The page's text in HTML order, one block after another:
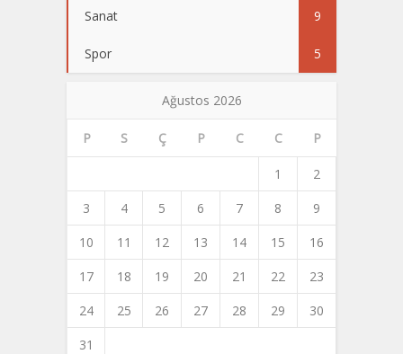
Sanat 9
Spor 5
Ağustos 2026
P S Ç P C C P
1
2
3
4 5 6 7 8
9
10
11 12 13 14 15
16
17
18 19 20 21 22
23
24
25 26 27 28 29
30
31